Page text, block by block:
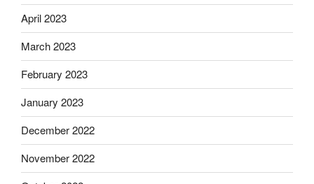
April 2023
March 2023
February 2023
January 2023
December 2022
November 2022